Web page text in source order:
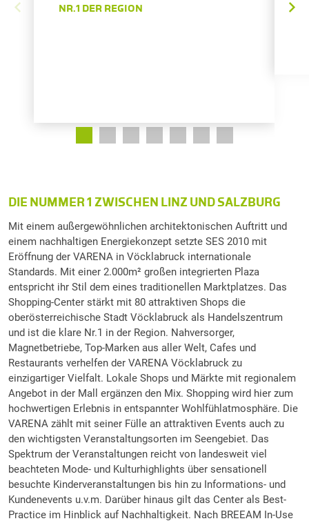
NR.1 DER REGION
DIE NUMMER 1 ZWISCHEN LINZ UND SALZBURG
Mit einem außergewöhnlichen architektonischen Auftritt und
einem nachhaltigen Energiekonzept setzte SES 2010 mit
Eröffnung der VARENA in Vöcklabruck internationale
Standards. Mit einer 2.000m² großen integrierten Plaza
entspricht ihr Stil dem eines traditionellen Marktplatzes. Das
Shopping-Center stärkt mit 80 attraktiven Shops die
oberösterreichische Stadt Vöcklabruck als Handelszentrum
und ist die klare Nr.1 in der Region. Nahversorger,
Magnetbetriebe, Top-Marken aus aller Welt, Cafes und
Restaurants verhelfen der VARENA Vöcklabruck zu
einzigartiger Vielfalt. Lokale Shops und Märkte mit regionalem
Angebot in der Mall ergänzen den Mix. Shopping wird hier zum
hochwertigen Erlebnis in entspannter Wohlfühlatmosphäre. Die
VARENA zählt mit seiner Fülle an attraktiven Events auch zu
den wichtigsten Veranstaltungsorten im Seengebiet. Das
Spektrum der Veranstaltungen reicht von landesweit viel
beachteten Mode- und Kulturhighlights über sensationell
besuchte Kinderveranstaltungen bis hin zu Informations- und
Kundenevents u.v.m. Darüber hinaus gilt das Center als Best-
Practice im Hinblick auf Nachhaltigkeit. Nach BREEAM In-Use